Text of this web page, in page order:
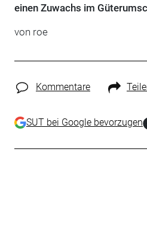
einen Zuwachs im
von roe
Kommentare
SUT bei Google bevorzugen